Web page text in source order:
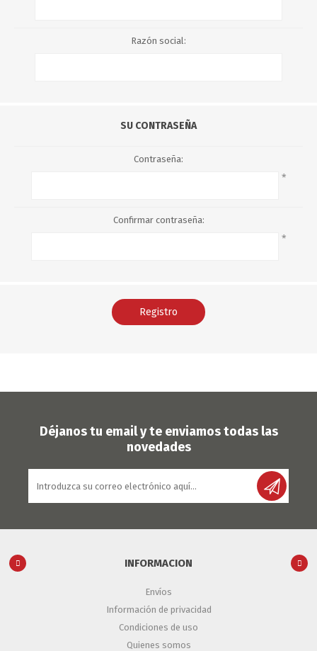
Razón social:
SU CONTRASEÑA
Contraseña:
*
Confirmar contraseña:
*
Déjanos tu email y te enviamos todas las
novedades
INFORMACION
Envíos
Información de privacidad
Condiciones de uso
Quienes somos